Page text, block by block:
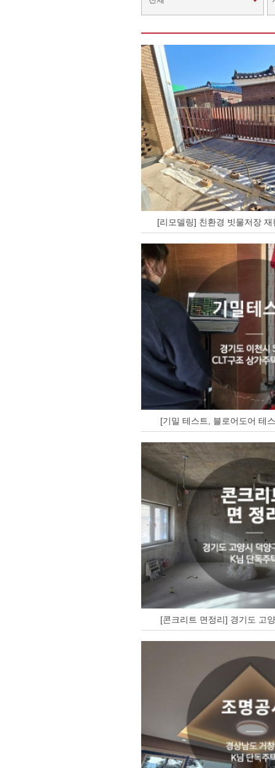
[리모델링] 친환경 빗물저장
[기밀 테스트, 블로어도어 테
[콘크리트 면정리] 경기도 고